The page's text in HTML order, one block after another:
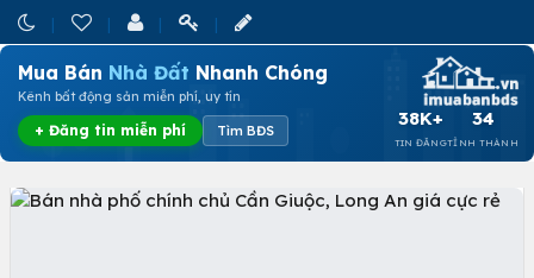
Mua Bán Nhà Đất Nhanh Chóng
Kênh bất động sản miễn phí, uy tín
+ Đăng tin miễn phí Tìm BĐS
38K+
TIN ĐĂNG
34
TỈNH THÀNH